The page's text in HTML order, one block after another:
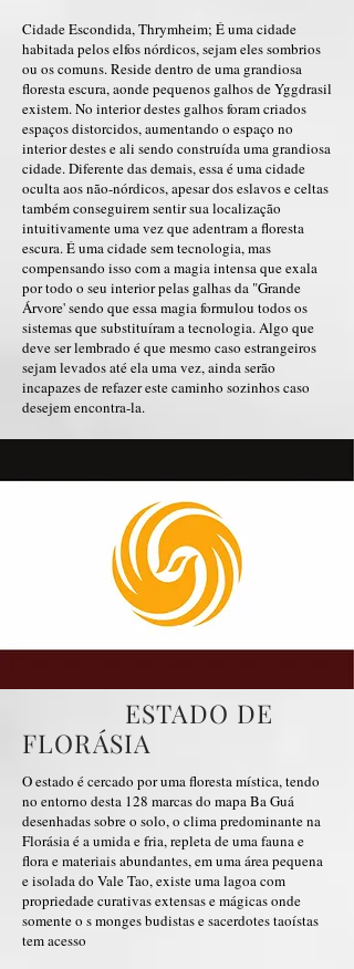
Cidade Escondida, Thrymheim; É uma cidade
habitada pelos elfos nórdicos, sejam eles sombrios
ou os comuns. Reside dentro de uma grandiosa
floresta escura, aonde pequenos galhos de Yggdrasil
existem. No interior destes galhos foram criados
espaços distorcidos, aumentando o espaço no
interior destes e ali sendo construída uma grandiosa
cidade. Diferente das demais, essa é uma cidade
oculta aos não-nórdicos, apesar dos eslavos e celtas
também conseguirem sentir sua localização
intuitivamente uma vez que adentram a floresta
escura. É uma cidade sem tecnologia, mas
compensando isso com a magia intensa que exala
por todo o seu interior pelas galhas da "Grande
Árvore' sendo que essa magia formulou todos os
sistemas que substituíram a tecnologia. Algo que
deve ser lembrado é que mesmo caso estrangeiros
sejam levados até ela uma vez, ainda serão
incapazes de refazer este caminho sozinhos caso
desejem encontra-la.
ESTADO DE
FLORÁSIA
O estado é cercado por uma floresta mística, tendo
no entorno desta 128 marcas do mapa Ba Guá
desenhadas sobre o solo, o clima predominante na
Florásia é a umida e fria, repleta de uma fauna e
flora e materiais abundantes, em uma área pequena
e isolada do Vale Tao, existe uma lagoa com
propriedade curativas extensas e mágicas onde
somente o s monges budistas e sacerdotes taoístas
tem acesso